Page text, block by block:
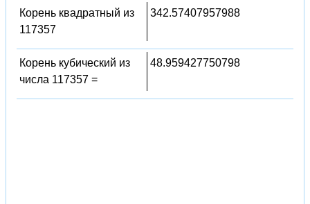
Корень квадратный из
117357
342.57407957988
Корень кубический из
числа 117357 =
48.959427750798